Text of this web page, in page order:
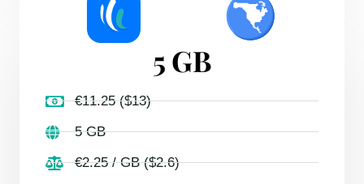
5 GB
€11.25 ($13)
5 GB
€2.25 / GB ($2.6)